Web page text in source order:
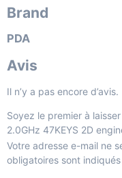
Brand
PDA
Avis
Il n’y a pas encore d’avis.
Soyez le premier à
2.0GHz 47KEYS 2D
Votre adresse e-mail ne
obligatoires sont